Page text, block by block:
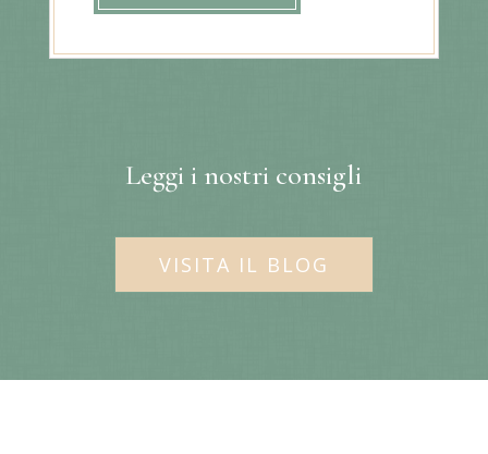
Leggi i nostri consigli
VISITA IL BLOG